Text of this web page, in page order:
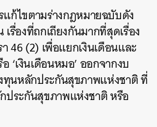
ก้ไขตามร่างกฎหมายฉบับดัง
รื่องที่ถกเถียงกันมากที่สุดเรื่อง
46 (2) เพื่อแยกเงินเดือนและ
เงินเดือนหมอ’ ออกจากงบ
ทุนหลักประกันสุขภาพแห่งชาติ ที่
ประกันสุขภาพแห่งชาติ หรือ